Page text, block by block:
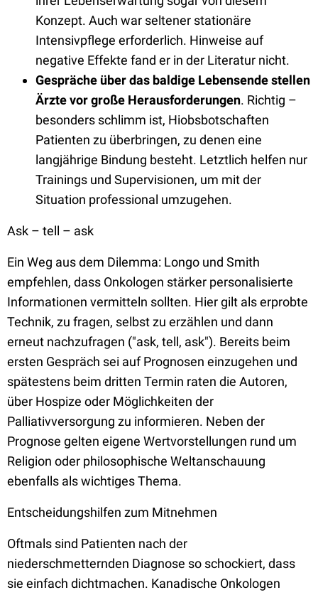
Konzept. Auch war seltener stationäre
Intensivpflege erforderlich. Hinweise auf
negative Effekte fand er in der Literatur nicht.
Gespräche über das baldige Lebensende stellen
Ärzte vor große Herausforderungen. Richtig –
besonders schlimm ist, Hiobsbotschaften
Patienten zu überbringen, zu denen eine
langjährige Bindung besteht. Letztlich helfen nur
Trainings und Supervisionen, um mit der
Situation professional umzugehen.
Ask – tell – ask
Ein Weg aus dem Dilemma: Longo und Smith
empfehlen, dass Onkologen stärker personalisierte
Informationen vermitteln sollten. Hier gilt als erprobte
Technik, zu fragen, selbst zu erzählen und dann
erneut nachzufragen ("ask, tell, ask"). Bereits beim
ersten Gespräch sei auf Prognosen einzugehen und
spätestens beim dritten Termin raten die Autoren,
über Hospize oder Möglichkeiten der
Palliativversorgung zu informieren. Neben der
Prognose gelten eigene Wertvorstellungen rund um
Religion oder philosophische Weltanschauung
ebenfalls als wichtiges Thema.
Entscheidungshilfen zum Mitnehmen
Oftmals sind Patienten nach der
niederschmetternden Diagnose so schockiert, dass
sie einfach dichtmachen. Kanadische Onkologen